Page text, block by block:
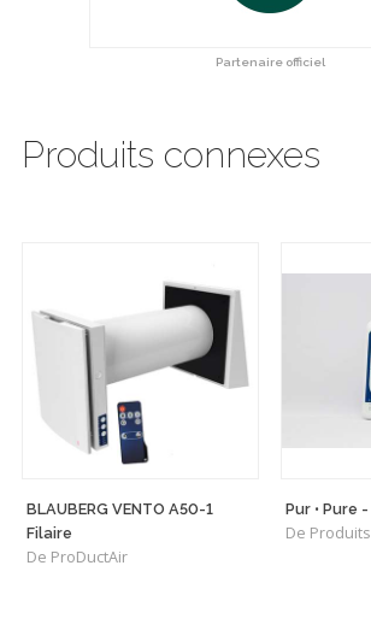
Partenaire officiel
Produits connexes
BLAUBERG VENTO A50-1
Filaire
De ProDuctAir
Pur • Pure